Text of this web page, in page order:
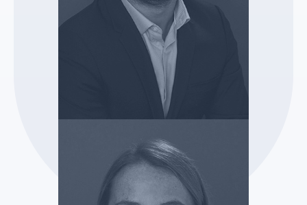
SELARL ALLIANCE MJ
Cédric Cuinet
Mandataire Judiciaire